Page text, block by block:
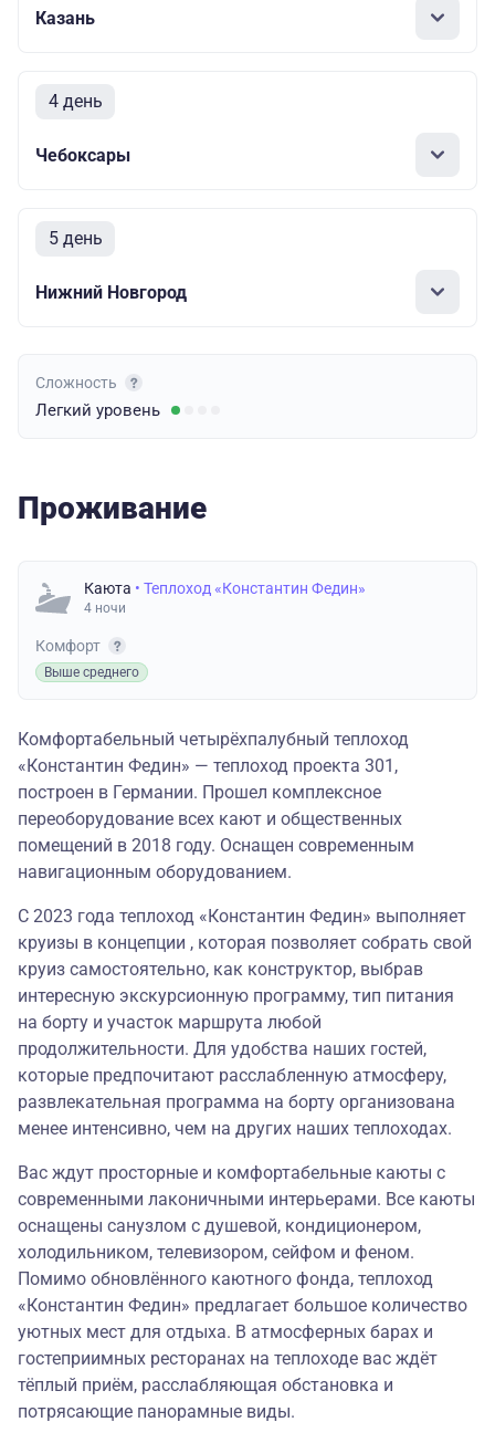
Казань
4 день
Чебоксары
5 день
Нижний Новгород
Сложность
Легкий уровень
Проживание
Каюта • Теплоход «Константин Федин»
4 ночи
Комфорт
Выше среднего
Комфортабельный четырёхпалубный теплоход
«Константин Федин» — теплоход проекта 301,
построен в Германии. Прошел комплексное
переоборудование всех кают и общественных
помещений в 2018 году. Оснащен современным
навигационным оборудованием.
С 2023 года теплоход «Константин Федин» выполняет
круизы в концепции , которая позволяет собрать свой
круиз самостоятельно, как конструктор, выбрав
интересную экскурсионную программу, тип питания
на борту и участок маршрута любой
продолжительности. Для удобства наших гостей,
которые предпочитают расслабленную атмосферу,
развлекательная программа на борту организована
менее интенсивно, чем на других наших теплоходах.
Вас ждут просторные и комфортабельные каюты с
современными лаконичными интерьерами. Все каюты
оснащены санузлом с душевой, кондиционером,
холодильником, телевизором, сейфом и феном.
Помимо обновлённого каютного фонда, теплоход
«Константин Федин» предлагает большое количество
уютных мест для отдыха. В атмосферных барах и
гостеприимных ресторанах на теплоходе вас ждёт
тёплый приём, расслабляющая обстановка и
потрясающие панорамные виды.